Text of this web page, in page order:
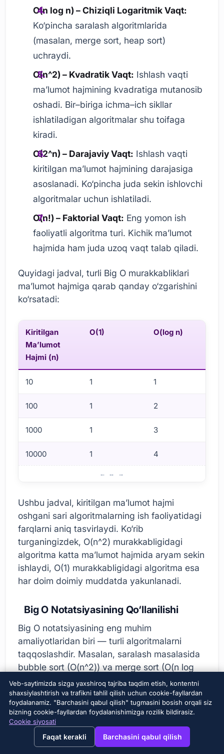
View this page in English?
O(n log n) – Chiziqli Logaritmik Vaqt:
Ko‘pincha saralash algoritmlarida
(masalan, merge sort, heap sort)
uchraydi.
O(n^2) – Kvadratik Vaqt: Ishlash vaqti
ma’lumot hajmining kvadratiga mutanosib
oshadi. Bir–biriga ichma–ich sikllar
ishlatiladigan algoritmalar shu toifaga
kiradi.
O(2^n) – Darajaviy Vaqt: Ishlash vaqti
kiritilgan ma’lumot hajmining darajasiga
asoslanadi. Ko‘pincha juda sekin ishlovchi
algoritmalar uchun ishlatiladi.
O(n!) – Faktorial Vaqt: Eng yomon ish
faoliyatli algoritma turi. Kichik ma’lumot
hajmida ham juda uzoq vaqt talab qiladi.
Quyidagi jadval, turli Big O murakkabliklari
ma’lumot hajmiga qarab qanday o‘zgarishini
ko‘rsatadi:
Kiritilgan
Ma’lumot
Hajmi (n)
O(1) O(log n)
10 1 1
100 1 2
1000 1 3
10000 1 4
Ushbu jadval, kiritilgan ma’lumot hajmi
oshgani sari algoritmalarning ish faoliyatidagi
farqlarni aniq tasvirlaydi. Ko‘rib
turganingizdek, O(n^2) murakkabligidagi
algoritma katta ma’lumot hajmida aryam sekin
ishlaydi, O(1) murakkabligidagi algoritma esa
har doim doimiy muddatda yakunlanadi.
Big O Notatsiyasining Qo‘llanilishi
Big O notatsiyasining eng muhim
amaliyotlaridan biri — turli algoritmalarni
taqqoslashdir. Masalan, saralash masalasida
bubble sort (O(n^2)) va merge sort (O(n log
n)) algoritmalarini solishtiraylik. Katta
ma’lumot to‘plamlarini saralashda merge sort
algoritmasi bubble sort’dan ancha tez natija
beradi. Shuning uchun, ish faoliyati tanlovda
muhim bo‘lgan holatlarda eng optimal
algoritmani tanlashda Big O notatsiyasi katta
Veb-saytimizda sizga yaxshiroq tajriba taqdim etish, kontentni
shaxsiylashtirish va trafikni tahlil qilish uchun cookie-fayllardan
foydalanamiz. "Barchasini qabul qilish" tugmasini bosish orqali siz
bizning cookie-fayllardan foydalanishimizga rozilik bildirasiz.
Cookie siyosati
Faqat kerakli Barchasini qabul qilish